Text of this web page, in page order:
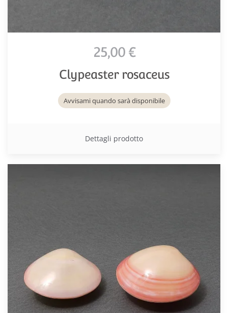
25,00 €
Clypeaster rosaceus
Avvisami quando sarà disponibile
Dettagli prodotto